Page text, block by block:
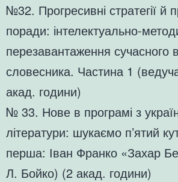
№32. Прогресивні стратегії й
поради: інтелектуально-
перезавантаження сучасного
словесника. Частина 1
акад. години)
№ 33. Нове в програмі з
літератури: шукаємо п’ятий
перша: Іван Франко «Захар
Л. Бойко) (2 акад. години)